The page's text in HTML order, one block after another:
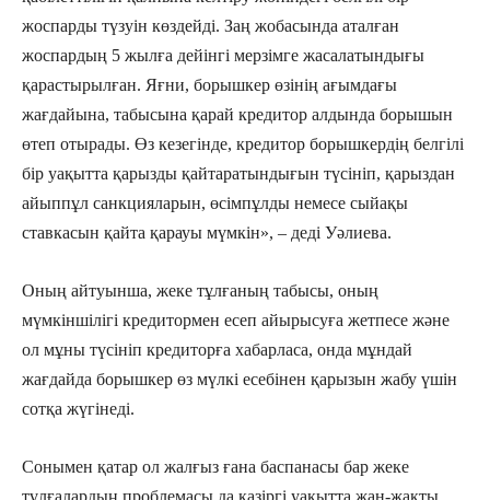
жоспарды түзуін көздейді. Заң жобасында аталған
жоспардың 5 жылға дейінгі мерзімге жасалатындығы
қарастырылған. Яғни, борышкер өзінің ағымдағы
жағдайына, табысына қарай кредитор алдында борышын
өтеп отырады. Өз кезегінде, кредитор борышкердің белгілі
бір уақытта қарызды қайтаратындығын түсініп, қарыздан
айыппұл санкцияларын, өсімпұлды немесе сыйақы
ставкасын қайта қарауы мүмкін», – деді Уәлиева.
Оның айтуынша, жеке тұлғаның табысы, оның
мүмкіншілігі кредитормен есеп айырысуға жетпесе және
ол мұны түсініп кредиторға хабарласа, онда мұндай
жағдайда борышкер өз мүлкі есебінен қарызын жабу үшін
сотқа жүгінеді.
Сонымен қатар ол жалғыз ғана баспанасы бар жеке
тұлғалардың проблемасы да қазіргі уақытта жан-жақты